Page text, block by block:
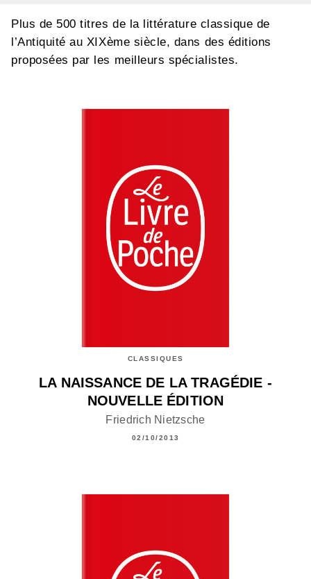
Plus de 500 titres de la littérature classique de
l’Antiquité au XIXème siècle, dans des éditions
proposées par les meilleurs spécialistes.
CLASSIQUES
LA NAISSANCE DE LA TRAGÉDIE -
NOUVELLE ÉDITION
Friedrich Nietzsche
02/10/2013